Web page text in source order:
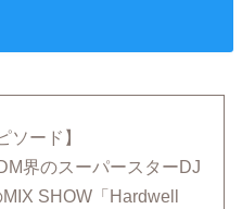
ソード】
界のスーパースターDJ
SHOW「Hardwell